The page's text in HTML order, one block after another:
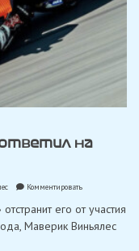
ответил на
Комментироватьon
закончу
Виньялес
его от участия
Маверик Виньялес